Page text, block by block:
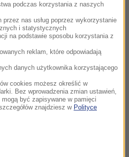
Ekspert podaje główny
podczas korzystania z naszych
przez nas usług poprzez wykorzystanie
i statystycznych
na podstawie sposobu korzystania z
reklam, które odpowiadają
danych użytkownika korzystającego
cookies możesz określić w
Bez wprowadzenia zmian ustawień,
być zapisywane w pamięci
znajdziesz w Polityce